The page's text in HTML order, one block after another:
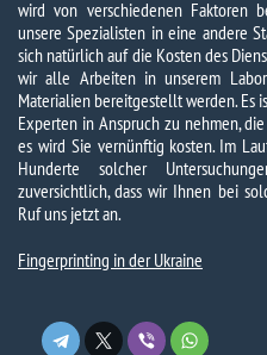
wird von verschiedenen Faktoren
unsere Spezialisten in eine andere
sich natürlich auf die Kosten des
wir alle Arbeiten in unserem
Materialien bereitgestellt werden. Es
Experten in Anspruch zu nehmen,
es wird Sie vernünftig kosten. Im
Hunderte solcher
zuversichtlich, dass wir Ihnen bei
Ruf uns jetzt an.
Fingerprinting in der Ukraine